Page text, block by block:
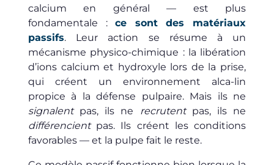
calcium en général — est plus
fondamentale :ce sont des matériaux
passifs. Leur action se résume à un
mécanisme physico-chimique : la libération
d’ions calcium et hydroxyle lors de la prise,
qui créent un environnement alca-lin
propice à la défense pulpaire. Mais ils ne
signalentpas, ils ne recrutentpas, ils ne
différencientpas. Ils créent les conditions
favorables — et la pulpe fait le reste.